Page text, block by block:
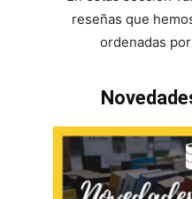
reseñas que
ordenadas